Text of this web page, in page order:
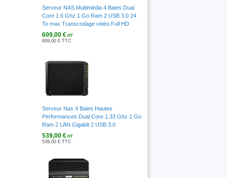
Serveur NAS Multimédia 4 Baies Dual
Core 1.6 Ghz 1 Go Ram 2 USB 3.0 24
To max Transcodage vidéo Full HD
609,00 €HT
609,00 € TTC
Serveur Nas 4 Baies Hautes
Performances Dual Core 1.33 Ghz 1 Go
Ram 2 LAN Gigabit 2 USB 3.0
539,00 €HT
539,00 € TTC